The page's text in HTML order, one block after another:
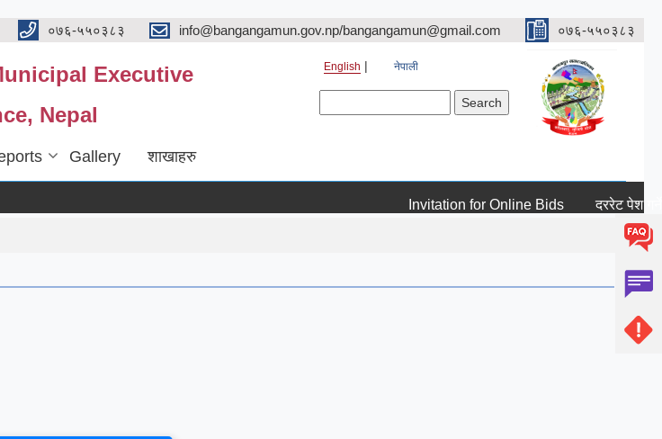
०७६-५५०३८३ info@bangangamun.gov.np/bangangamun@gmail.com ०७६-५५०३८३
Executive
Nepal
English नेपाली
Gallery शाखाहरु
Invitation for Online Bids दररेट पेश गर्ने